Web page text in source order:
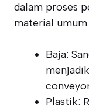
dalam proses
material
Baja:
Plastik: